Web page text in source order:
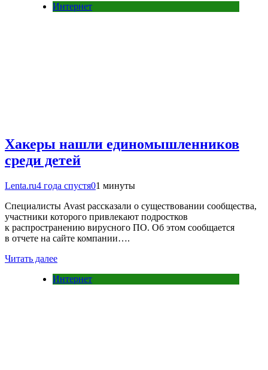
Интернет
Хакеры нашли единомышленников
среди детей
Lenta.ru4 года спустя01 минуты
Специалисты Avast рассказали о существовании сообщества,
участники которого привлекают подростков
к распространению вирусного ПО. Об этом сообщается
в отчете на сайте компании….
Читать далее
Интернет